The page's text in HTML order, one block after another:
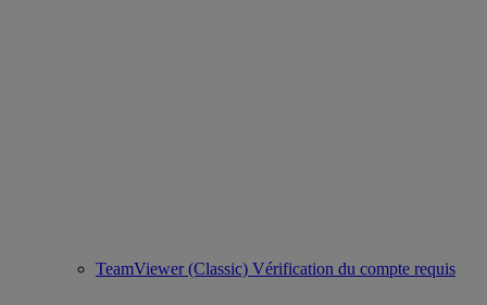
TeamViewer (Classic) Vérification du compte requis